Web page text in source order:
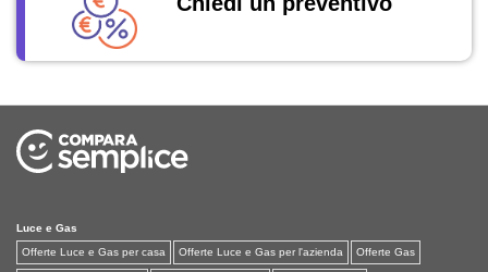
Luce e Gas
Offerte Luce e Gas per casa
Offerte Luce e Gas per l'azienda Offerte Gas